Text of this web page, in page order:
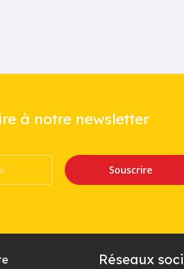
à notre newsletter
Souscrire
Réseaux